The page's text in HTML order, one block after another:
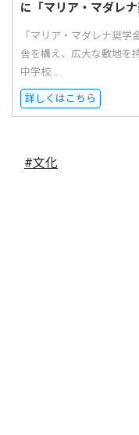
に「マリア・マダレ
「マリア・マダレナ奨
舎を構え、広大な敷地を
中学校...
詳しくはこちら
#文化